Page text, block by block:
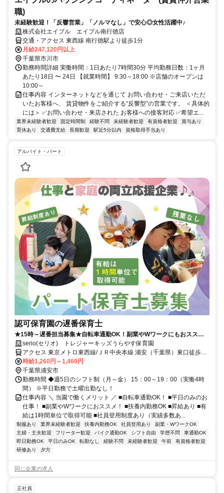
職)
未経験歓迎！「反響営業」「ノルマなし」で安心◎女性活躍中♪
株式会社エイブル エイブル南行徳店
交通・アクセス 東西線 南行徳駅より徒歩1分
月給247,120円以上
千葉県市川市
勤務時間詳細 実働時間：1日あたり7時間30分 平均勤務日数：1ヶ月
あたり18日 〜 24日 【就業時間】 9:30～18:00 ※店舗のオープンは
10:00～
仕事内容 インターネットなどを通じて お問い合わせ・ご来店いただ
いたお客様へ、 賃貸物件をご紹介する“反響型”の営業です。 ＜具体的
には＞ ✅お問い合わせ・来店された お客様への接客対応 ✅希望エ...
業界未経験者歓迎 固定時間制 経験不問 未経験者歓迎 有資格者歓迎
賞与あり
育休あり
交通費支給 長期歓迎 駅近5分以内 資格取得手当あり
アルバイト・パート
認可保育園の遅番保育士
★15時～遅番担当募集★自転車通勤OK！副業やWワークにもおススメ♪
扶養内勤務OK！園見学実施中♪
serio(セリオ) トレジャーキッズうらやす保育園
アクセス 東京メトロ東西線/ＪＲ中央本線 浦安（千葉県）東口徒歩約
10分、都営新宿線 一之江A3b口徒歩約30分 車通勤可（駐車場代自己
負担）※規定あり 自転車通勤OK（駐輪場あり）
時給1,260円～1,460円
千葉県浦安市
勤務時間 ◆週5日のシフト制（月～金） 15：00～19：00（実働4時
間） ※平日勤務で土曜出勤なし！
仕事内容 ＼ 当園で働くメリット ／ ■自転車通勤OK！ ■平日のみのお
仕事！ ■副業やWワークにおススメ！ ■扶養内勤務OK ■昇給あり ■有
給は1時間単位で取得可能 ■社員登用制度あり（実績多数あ...
制服あり 業界未経験者歓迎 扶養内勤務OK 社員登用あり
副業・WワークOK
主婦・主夫歓迎
フリーター歓迎 バイク通勤OK シフト自由 学歴不問
車通勤OK
即日勤務OK
平日のみOK 転勤なし 経験不問 未経験者歓迎 午前
有資格者歓迎
研修あり
夕方
同じ企業の求人
正社員